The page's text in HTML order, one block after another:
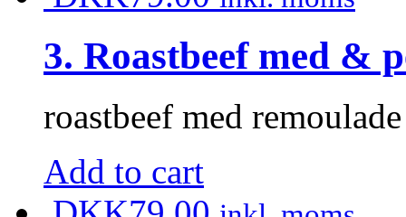
3. Roastbeef med &
roastbeef med
Add to cart